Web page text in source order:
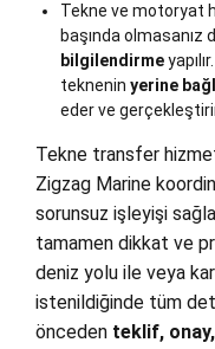
Tekne ve motoryat
başında olmasanız
bilgilendirme
teknenin yerine
eder ve
Tekne transfer
Zigzag Marine
sorunsuz işleyişi
tamamen dikkat ve
deniz yolu ile veya
istenildiğinde tüm
önceden teklif,